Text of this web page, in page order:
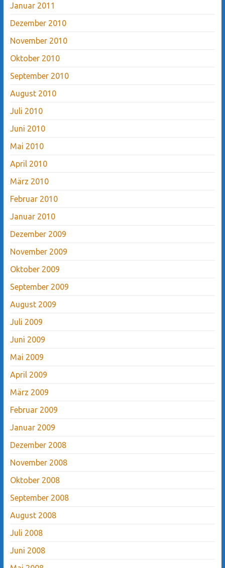
Januar 2011
Dezember 2010
November 2010
Oktober 2010
September 2010
August 2010
Juli 2010
Juni 2010
Mai 2010
April 2010
März 2010
Februar 2010
Januar 2010
Dezember 2009
November 2009
Oktober 2009
September 2009
August 2009
Juli 2009
Juni 2009
Mai 2009
April 2009
März 2009
Februar 2009
Januar 2009
Dezember 2008
November 2008
Oktober 2008
September 2008
August 2008
Juli 2008
Juni 2008